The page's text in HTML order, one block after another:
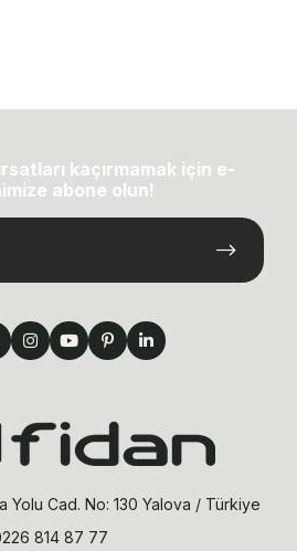
kaçırmamak için e-
abone olun!
Yolu Cad. No: 130 Yalova / Türkiye
814 87 77